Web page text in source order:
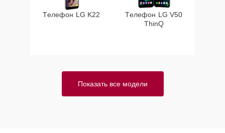
Телефон LG K22
Телефон LG V50
ThinQ
Показать все модели